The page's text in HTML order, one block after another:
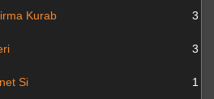
Kurab 3
3
Si 1